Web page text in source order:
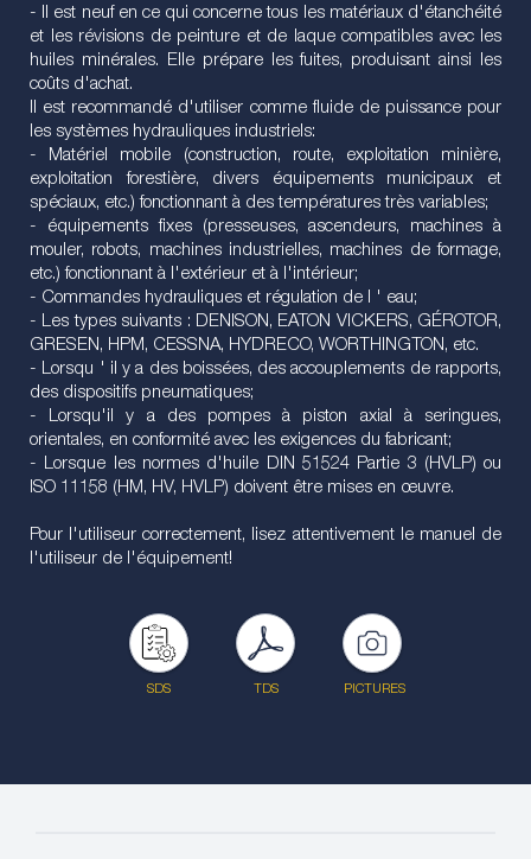
- Il est neuf en ce qui concerne tous les matériaux d'étanchéité
et les révisions de peinture et de laque compatibles avec les
huiles minérales. Elle prépare les fuites, produisant ainsi les
coûts d'achat.
Il est recommandé d'utiliser comme fluide de puissance pour
les systèmes hydrauliques industriels:
- Matériel mobile (construction, route, exploitation minière,
exploitation forestière, divers équipements municipaux et
spéciaux, etc.) fonctionnant à des températures très variables;
- équipements fixes (presseuses, ascendeurs, machines à
mouler, robots, machines industrielles, machines de formage,
etc.) fonctionnant à l'extérieur et à l'intérieur;
- Commandes hydrauliques et régulation de l ' eau;
- Les types suivants : DENISON, EATON VICKERS, GÉROTOR,
GRESEN, HPM, CESSNA, HYDRECO, WORTHINGTON, etc.
- Lorsqu ' il y a des boissées, des accouplements de rapports,
des dispositifs pneumatiques;
- Lorsqu'il y a des pompes à piston axial à seringues,
orientales, en conformité avec les exigences du fabricant;
- Lorsque les normes d'huile DIN 51524 Partie 3 (HVLP) ou
ISO 11158 (HM, HV, HVLP) doivent être mises en œuvre.
Pour l'utiliseur correctement, lisez attentivement le manuel de
l'utiliseur de l'équipement!
SDS TDS PICTURES